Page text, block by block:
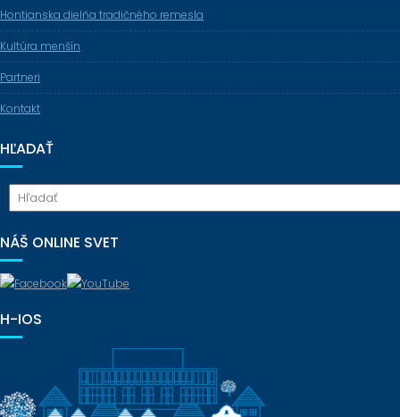
Hontianska dielňa tradičného remesla
Kultúra menšín
Partneri
Kontakt
HĽADAŤ
NÁŠ ONLINE SVET
H-IOS